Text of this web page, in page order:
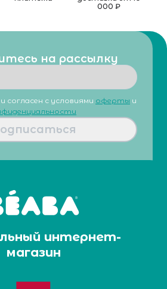
000 ₽
на рассылку
согласен с условиями оферты и
интернет-
магазин